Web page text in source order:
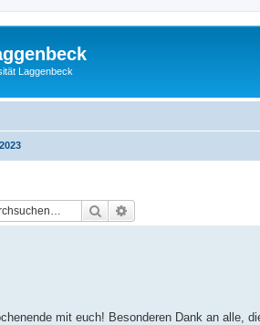
Laggenbeck
Suche
mit euch! Besonderen Dank an alle,